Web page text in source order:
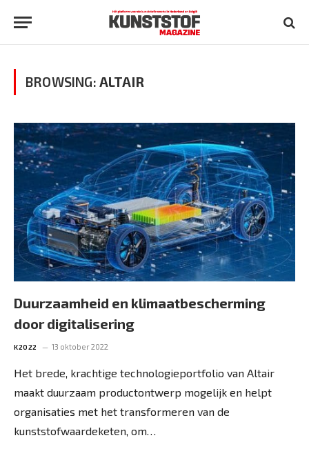
BROWSING: ALTAIR
Duurzaamheid en klimaatbescherming
door digitalisering
K2022 13 oktober 2022
Het brede, krachtige technologieportfolio van Altair
maakt duurzaam productontwerp mogelijk en helpt
organisaties met het transformeren van de
kunststofwaardeketen, om…